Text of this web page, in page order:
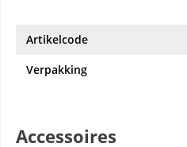
Artikelcode
Verpakking
Accessoires